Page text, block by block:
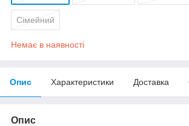
Сімейний
Немає в наявності
Опис Характеристики Доставка
Опис